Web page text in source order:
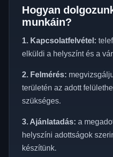
Hogyan
munkáin?
1. Kapcsolatfelvétel:
elküldi a helyszínt és a
2. Felmérés:
területén az adott
szükséges.
3. Ajánlatadás: a
helyszíni adottságok
készítünk.